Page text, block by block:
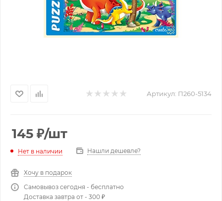
Артикул: П260-5134
145 ₽/шт
Нет в наличии Нашли дешевле?
Хочу в подарок
Самовывоз сегодня - бесплатно
Доставка завтра от - 300 ₽